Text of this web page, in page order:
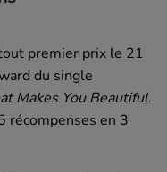
premier prix le 21
du single
Makes You Beautiful.
récompenses en 3